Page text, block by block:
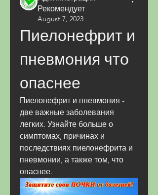
Рекомендует
August 7, 2023
Пиелонефрит и
пневмония что
опаснее
Пиелонефрит и пневмония -
две важные заболевания
легких. Узнайте больше о
симптомах, причинах и
последствиях пиелонефрита и
пневмонии, а также том, что
опаснее.